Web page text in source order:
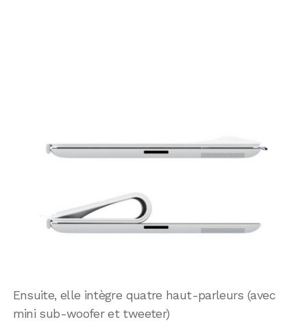
Ensuite, elle intègre quatre haut-parleurs (avec
mini sub-woofer et tweeter)